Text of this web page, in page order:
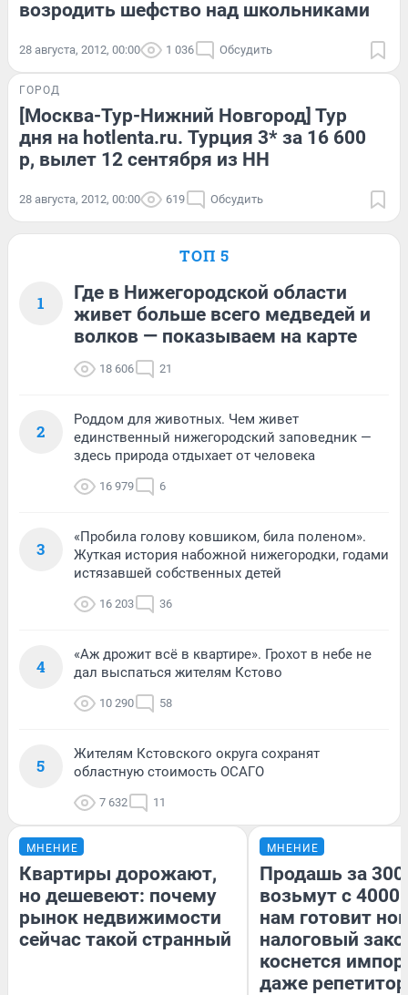
возродить шефство над школьниками
28 августа, 2012, 00:00 1 036 Обсудить
ГОРОД
[Москва-Тур-Нижний Новгород] Тур
дня на hotlenta.ru. Турция 3* за 16 600
р, вылет 12 сентября из НН
28 августа, 2012, 00:00 619 Обсудить
ТОП 5
1
Где в Нижегородской области
живет больше всего медведей и
волков — показываем на карте
18 606 21
2
Роддом для животных. Чем живет
единственный нижегородский заповедник —
здесь природа отдыхает от человека
16 979 6
3
«Пробила голову ковшиком, била поленом».
Жуткая история набожной нижегородки, годами
истязавшей собственных детей
16 203 36
4
«Аж дрожит всё в квартире». Грохот в небе не
дал выспаться жителям Кстово
10 290 58
5
Жителям Кстовского округа сохранят
областную стоимость ОСАГО
7 632 11
МНЕНИЕ
Квартиры дорожают,
но дешевеют: почему
рынок недвижимости
сейчас такой странный
МНЕНИЕ
Продашь за
возьмут с
нам готовит
налоговый
коснется
даже